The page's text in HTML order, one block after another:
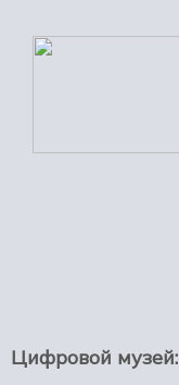
Цифровой музей: